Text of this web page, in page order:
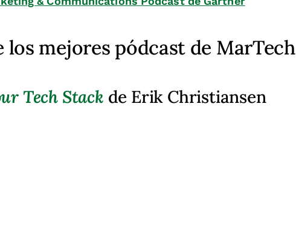
los mejores pódcast de MarTech
Tech Stack de Erik Christiansen